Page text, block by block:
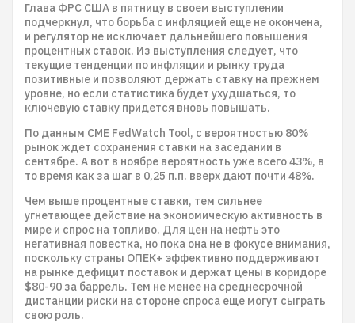
Глава ФРС США в пятницу в своем выступлении
подчеркнул, что борьба с инфляцией еще не окончена,
и регулятор не исключает дальнейшего повышения
процентных ставок. Из выступления следует, что
текущие тенденции по инфляции и рынку труда
позитивные и позволяют держать ставку на прежнем
уровне, но если статистика будет ухудшаться, то
ключевую ставку придется вновь повышать.
По данным CME FedWatch Tool, с вероятностью 80%
рынок ждет сохранения ставки на заседании в
сентябре. А вот в ноябре вероятность уже всего 43%, в
то время как за шаг в 0,25 п.п. вверх дают почти 48%.
Чем выше процентные ставки, тем сильнее
угнетающее действие на экономическую активность в
мире и спрос на топливо. Для цен на нефть это
негативная повестка, но пока она не в фокусе внимания,
поскольку страны ОПЕК+ эффективно поддерживают
на рынке дефицит поставок и держат цены в коридоре
$80-90 за баррель. Тем не менее на среднесрочной
дистанции риски на стороне спроса еще могут сыграть
свою роль.